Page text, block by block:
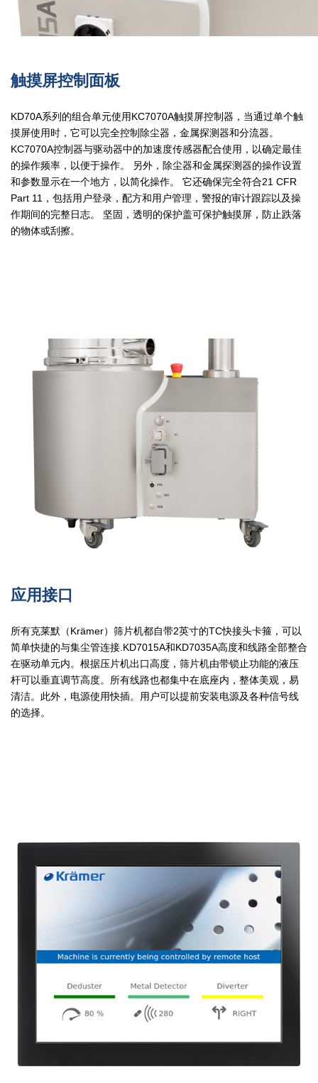
触摸屏控制面板
KD70A系列的组合单元使用KC7070A触摸屏控制器，当通过单个触
摸屏使用时，它可以完全控制除尘器，金属探测器和分流器。
KC7070A控制器与驱动器中的加速度传感器配合使用，以确定最佳
的操作频率，以便于操作。 另外，除尘器和金属探测器的操作设置
和参数显示在一个地方，以简化操作。 它还确保完全符合21 CFR
Part 11，包括用户登录，配方和用户管理，警报的审计跟踪以及操
作期间的完整日志。 坚固，透明的保护盖可保护触摸屏，防止跌落
的物体或刮擦。
应用接口
所有克莱默（Krämer）筛片机都自带2英寸的TC快接头卡箍，可以
简单快捷的与集尘管连接.KD7015A和KD7035A高度和线路全部整合
在驱动单元内。根据压片机出口高度，筛片机由带锁止功能的液压
杆可以垂直调节高度。所有线路也都集中在底座内，整体美观，易
清洁。此外，电源使用快插。用户可以提前安装电源及各种信号线
的选择。